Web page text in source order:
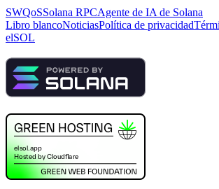
SWQoSSolana RPCAgente de IA de Solana
Libro blancoNoticiasPolítica de privacidad
elSOL